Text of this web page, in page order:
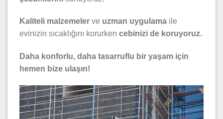
Kaliteli malzemeler ve uzman uygulama ile
evinizin sıcaklığını korurken cebinizi de koruyoruz.
Daha konforlu, daha tasarruflu bir yaşam için
hemen bize ulaşın!